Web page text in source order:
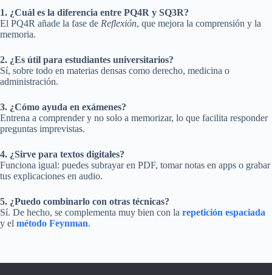
1. ¿Cuál es la diferencia entre PQ4R y SQ3R?
El PQ4R añade la fase de Reflexión, que mejora la comprensión y la
memoria.
2. ¿Es útil para estudiantes universitarios?
Sí, sobre todo en materias densas como derecho, medicina o
administración.
3. ¿Cómo ayuda en exámenes?
Entrena a comprender y no solo a memorizar, lo que facilita responder
preguntas imprevistas.
4. ¿Sirve para textos digitales?
Funciona igual: puedes subrayar en PDF, tomar notas en apps o grabar
tus explicaciones en audio.
5. ¿Puedo combinarlo con otras técnicas?
Sí. De hecho, se complementa muy bien con la repetición espaciada
y el método Feynman.